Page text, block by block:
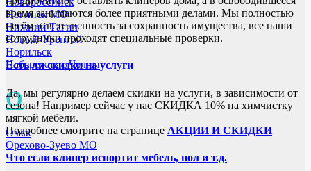
Ногинск МО
Нижний Тагил
Новый-Уренгой
Норильск
Набережные Челны
О
Омск
Орехово-Зуево МО
время занимаются более приятными делами. Мы полностью
несём ответственность за сохранность имущества, все наши
сотрудники проходят специальные проверки.
Есть ли скидки на услуги
Да, мы регулярно делаем скидки на услуги, в зависимости от
сезона! Например сейчас у нас СКИДКА 10% на химчистку
мягкой мебели.
Подробнее смотрите на странице АКЦИИ И СКИДКИ
Что если клинер испортит мебель, пол и т.д.